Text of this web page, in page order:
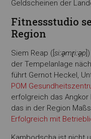
Geldscheinen der
Fitnessstudio
Region
Siem Reap ([siːə̯mɽiːə̯p
der Tempelanlage
führt Gernot Heckel,
POM
erfolgreich das
das in der Region
Erfolgreich mit